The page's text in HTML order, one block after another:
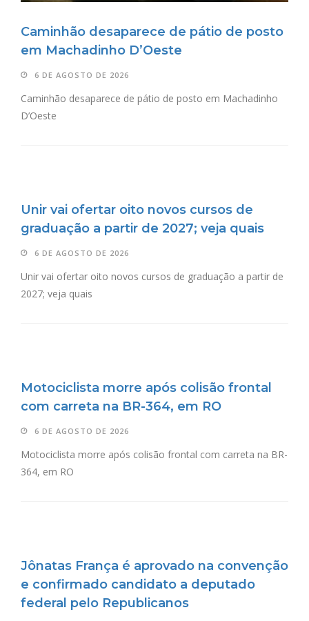
Caminhão desaparece de pátio de posto
em Machadinho D’Oeste
6 DE AGOSTO DE 2026
Caminhão desaparece de pátio de posto em Machadinho
D’Oeste
Unir vai ofertar oito novos cursos de
graduação a partir de 2027; veja quais
6 DE AGOSTO DE 2026
Unir vai ofertar oito novos cursos de graduação a partir de
2027; veja quais
Motociclista morre após colisão frontal
com carreta na BR-364, em RO
6 DE AGOSTO DE 2026
Motociclista morre após colisão frontal com carreta na BR-
364, em RO
Jônatas França é aprovado na convenção
e confirmado candidato a deputado
federal pelo Republicanos